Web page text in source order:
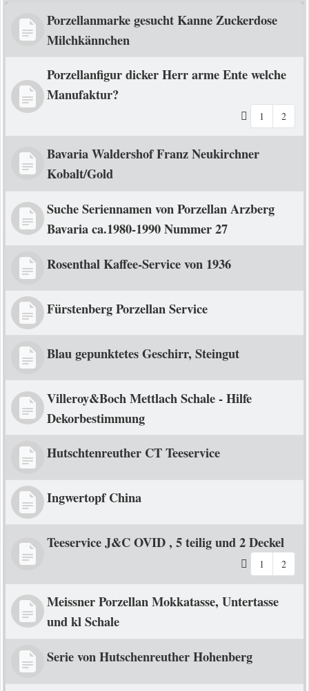
Porzellanmarke gesucht Kanne Zuckerdose
Milchkännchen
Porzellanfigur dicker Herr arme Ente welche
Manufaktur?
1 2
Bavaria Waldershof Franz Neukirchner
Kobalt/Gold
Suche Seriennamen von Porzellan Arzberg
Bavaria ca.1980-1990 Nummer 27
Rosenthal Kaffee-Service von 1936
Fürstenberg Porzellan Service
Blau gepunktetes Geschirr, Steingut
Villeroy&Boch Mettlach Schale - Hilfe
Dekorbestimmung
Hutschtenreuther CT Teeservice
Ingwertopf China
Teeservice J&C OVID , 5 teilig und 2 Deckel
1 2
Meissner Porzellan Mokkatasse, Untertasse
und kl Schale
Serie von Hutschenreuther Hohenberg